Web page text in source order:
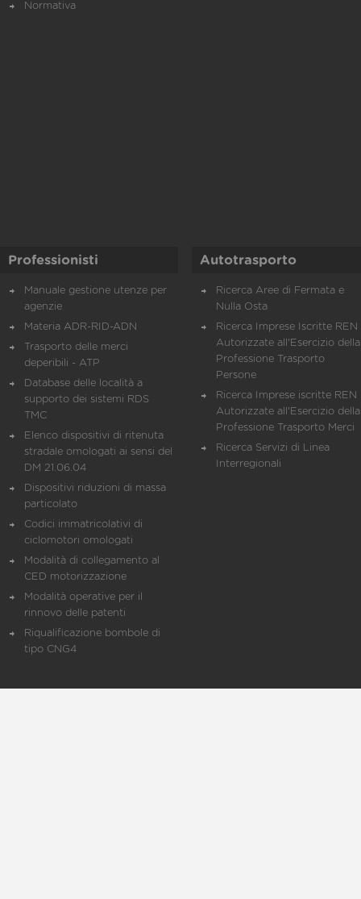
Normativa
Professionisti
Manuale gestione utenze per
agenzie
Materia ADR-RID-ADN
Trasporto delle merci
deperibili - ATP
Database delle località a
supporto dei sistemi RDS
TMC
Elenco dispositivi di ritenuta
stradale omologati ai sensi del
DM 21.06.04
Dispositivi riduzioni di massa
particolato
Codici immatricolativi di
ciclomotori omologati
Modalità di collegamento al
CED motorizzazione
Modalità operative per il
rinnovo delle patenti
Riqualificazione bombole di
tipo CNG4
Autotrasporto
Ricerca Aree di Fermata e
Nulla Osta
Ricerca Imprese Iscritte REN
Autorizzate all'Esercizio della
Professione Trasporto
Persone
Ricerca Imprese iscritte REN
Autorizzate all'Esercizio della
Professione Trasporto Merci
Ricerca Servizi di Linea
Interregionali